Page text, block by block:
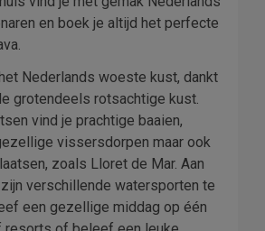
en boek je altijd het perfecte
Nederlands woeste kust, dankt
grotendeels rotsachtige kust.
vind je prachtige baaien,
vissersdorpen maar ook
zoals Lloret de Mar. Aan
verschillende watersporten te
een gezellige middag op één